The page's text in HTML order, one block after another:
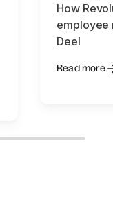
How
employee
Deel
Read more